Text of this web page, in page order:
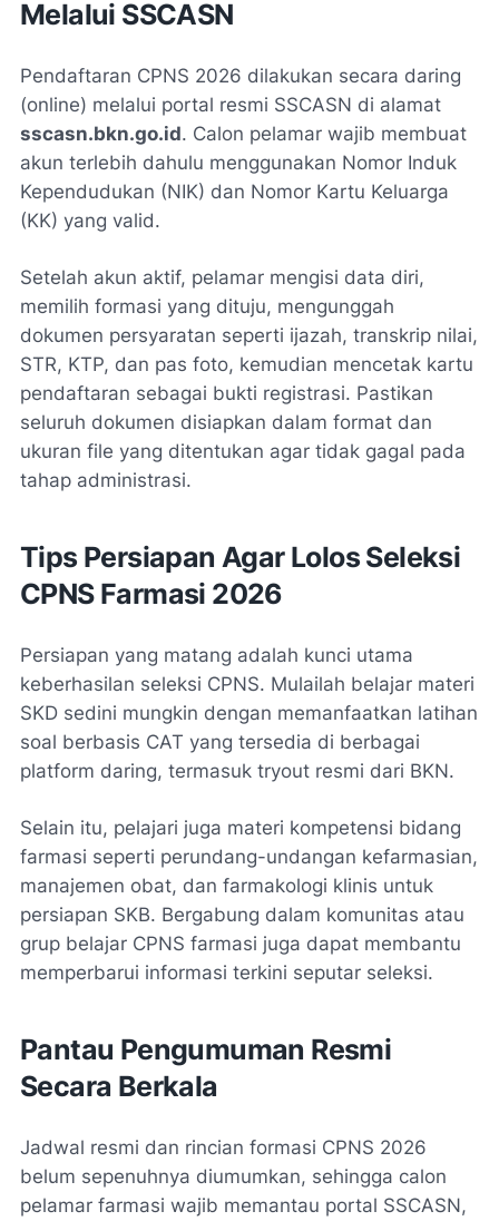
Melalui SSCASN
Pendaftaran CPNS 2026 dilakukan secara daring
(online) melalui portal resmi SSCASN di alamat
sscasn.bkn.go.id. Calon pelamar wajib membuat
akun terlebih dahulu menggunakan Nomor Induk
Kependudukan (NIK) dan Nomor Kartu Keluarga
(KK) yang valid.
Setelah akun aktif, pelamar mengisi data diri,
memilih formasi yang dituju, mengunggah
dokumen persyaratan seperti ijazah, transkrip nilai,
STR, KTP, dan pas foto, kemudian mencetak kartu
pendaftaran sebagai bukti registrasi. Pastikan
seluruh dokumen disiapkan dalam format dan
ukuran file yang ditentukan agar tidak gagal pada
tahap administrasi.
Tips Persiapan Agar Lolos Seleksi
CPNS Farmasi 2026
Persiapan yang matang adalah kunci utama
keberhasilan seleksi CPNS. Mulailah belajar materi
SKD sedini mungkin dengan memanfaatkan latihan
soal berbasis CAT yang tersedia di berbagai
platform daring, termasuk tryout resmi dari BKN.
Selain itu, pelajari juga materi kompetensi bidang
farmasi seperti perundang-undangan kefarmasian,
manajemen obat, dan farmakologi klinis untuk
persiapan SKB. Bergabung dalam komunitas atau
grup belajar CPNS farmasi juga dapat membantu
memperbarui informasi terkini seputar seleksi.
Pantau Pengumuman Resmi
Secara Berkala
Jadwal resmi dan rincian formasi CPNS 2026
belum sepenuhnya diumumkan, sehingga calon
pelamar farmasi wajib memantau portal SSCASN,